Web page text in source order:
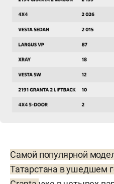
Самой популярной
Татарстана в ушедшем